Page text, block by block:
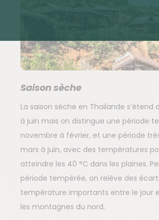
Saison sèche
La saison sèche en Thaïlande s’étend
à juin mais on distingue une période
novembre à février, et une période
mars à juin, avec des températures
atteindre les 40 °C dans les plaines.
période tempérée, on relève des
température importants entre le jour
les montagnes du nord.